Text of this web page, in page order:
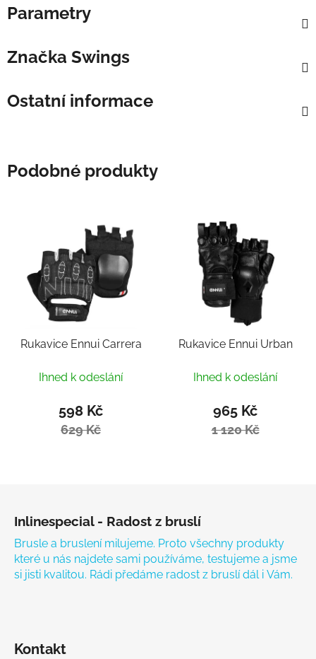
Parametry
Značka Swings
Ostatní informace
Podobné produkty
Rukavice Ennui Carrera
Ihned k odeslání
598 Kč
629 Kč
Rukavice Ennui Urban
Ihned k odeslání
965 Kč
1 120 Kč
Inlinespecial - Radost z bruslí
Brusle a bruslení milujeme. Proto všechny produkty
které u nás najdete sami používáme, testujeme a jsme
si jisti kvalitou. Rádi předáme radost z bruslí dál i Vám.
Kontakt